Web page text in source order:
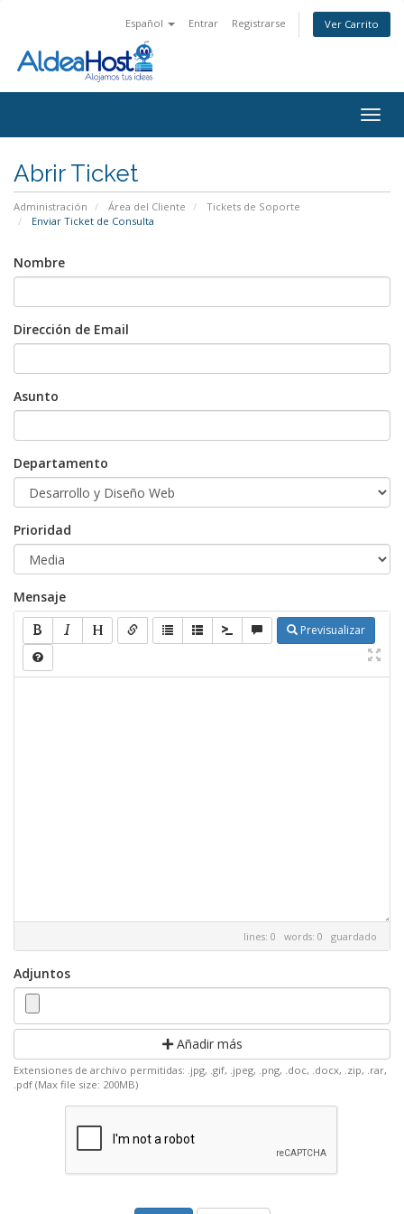
Español Entrar Registrarse Ver Carrito
Abrir Ticket
Administración Área del Cliente
Tickets de Soporte
Enviar Ticket de Consulta
Nombre
Dirección de Email
Asunto
Departamento
Prioridad
Mensaje
Previsualizar
lines: 0 words: 0 guardado
Adjuntos
Añadir más
Extensiones de archivo permitidas: .jpg, .gif, .jpeg, .png, .doc, .docx, .zip, .rar,
.pdf (Max file size: 200MB)